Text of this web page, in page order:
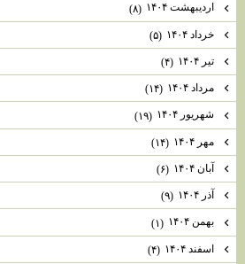
اردیبهشت ۱۴۰۴ (۸)
خرداد ۱۴۰۴ (۵)
تیر ۱۴۰۴ (۴)
مرداد ۱۴۰۴ (۱۴)
شهریور ۱۴۰۴ (۱۹)
مهر ۱۴۰۴ (۱۴)
آبان ۱۴۰۴ (۶)
آذر ۱۴۰۴ (۹)
بهمن ۱۴۰۴ (۱)
اسفند ۱۴۰۴ (۴)